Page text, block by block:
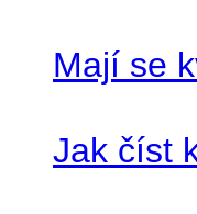
Mají se
Jak číst